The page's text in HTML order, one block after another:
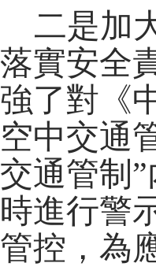
二是加
落實安全
強了對《
空中交通
交通管制
時進行警
管控，為